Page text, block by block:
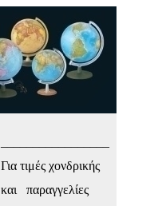
Για τιμές χονδρικής
και παραγγελίες